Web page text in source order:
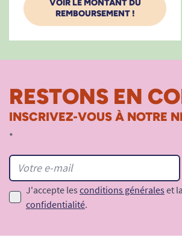
VOIR LE MONTANT DU
REMBOURSEMENT !
RESTONS EN
INSCRIVEZ-VOUS À NOTRE
*
J'accepte les conditions générales et la
confidentialité.